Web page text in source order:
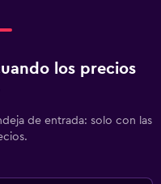
los precios
de entrada: solo con las